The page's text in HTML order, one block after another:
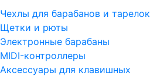
Чехлы для барабанов и тарелок
Щетки и рюты
Электронные барабаны
MIDI-контроллеры
Аксессуары для клавишных